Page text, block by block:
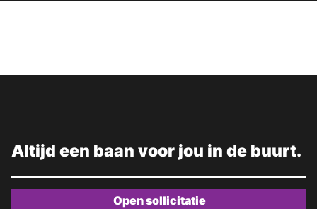
Altijd een baan voor jou in de buurt.
Open sollicitatie